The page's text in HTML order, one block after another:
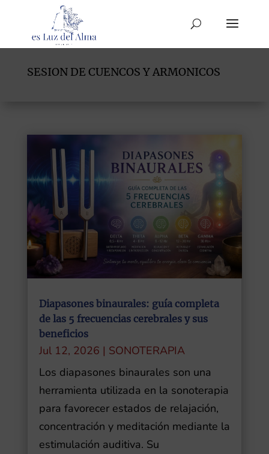
SESION DE CUENCOS Y ARMONICOS
Diapasones binaurales: guía completa
de las 5 frecuencias cerebrales y sus
beneficios
Jul 12, 2026 | SONOTERAPIA
Los diapasones binaurales son una
herramienta utilizada en la sonoterapia
para favorecer estados de relajación,
concentración y meditación mediante la
estimulación auditiva. Su